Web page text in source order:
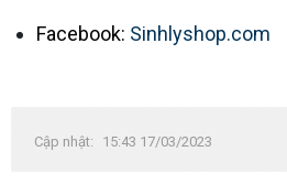
Facebook: Sinhlyshop.com
Cập nhật: 15:43 17/03/2023